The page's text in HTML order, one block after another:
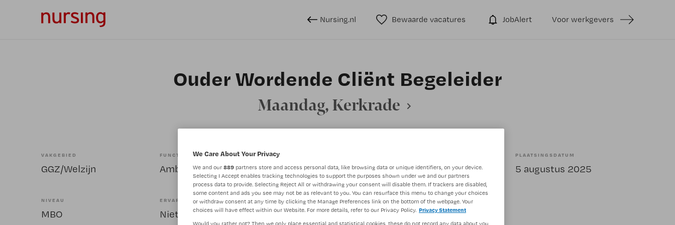
Nursing.nl Bewaarde vacatures JobAlert Voor werkgevers
Ouder Wordende Cliënt Begeleider
Maandag, Kerkrade
VAKGEBIED
GGZ/Welzijn
FUNCTIE
Ambulant begeleider
BRANCHE
Instelling/tehuis Niet nader bepaald
PLAATSINGSDATUM
5 augustus 2025
NIVEAU
MBO
ERVARING
Niet nader bepaald
DIENSTVERBAND
Niet nader bepaald
We Care About Your Privacy
We and our 889 partners store and access personal data, like browsing data or unique identifiers, on your device.
Selecting I Accept enables tracking technologies to support the purposes shown under we and our partners
process data to provide. Selecting Reject All or withdrawing your consent will disable them. If trackers are disabled,
some content and ads you see may not be as relevant to you. You can resurface this menu to change your choices
or withdraw consent at any time by clicking the Manage Preferences link on the bottom of the webpage. Your
choices will have effect within our Website. For more details, refer to our Privacy Policy. Privacy Statement
Would you rather not? Then we only place essential and statistical cookies, these do not record any data about you